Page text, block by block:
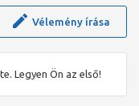
Vélemény írása
Legyen Ön az első!